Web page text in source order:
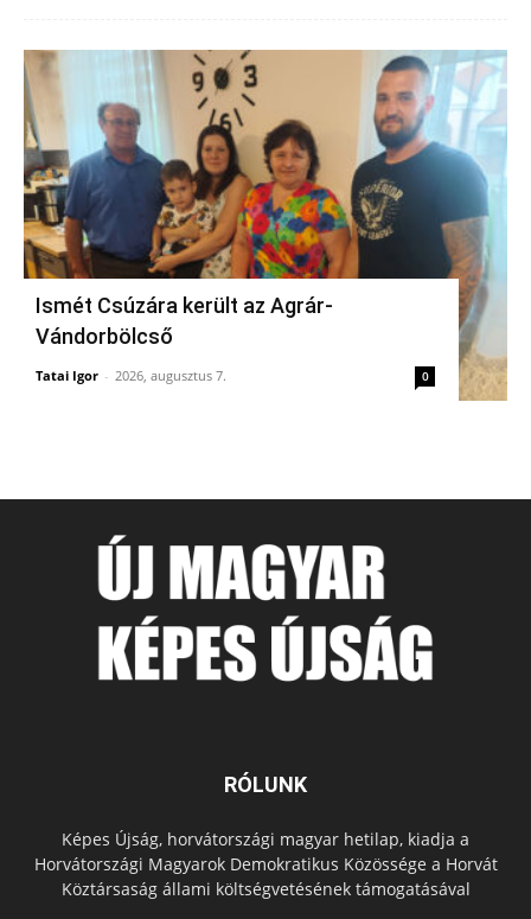
Ismét Csúzára került az Agrár-
Vándorbölcső
Tatai Igor - 2026, augusztus 7. 0
RÓLUNK
Képes Újság, horvátországi magyar hetilap, kiadja a
Horvátországi Magyarok Demokratikus Közössége a Horvát
Köztársaság állami költségvetésének támogatásával